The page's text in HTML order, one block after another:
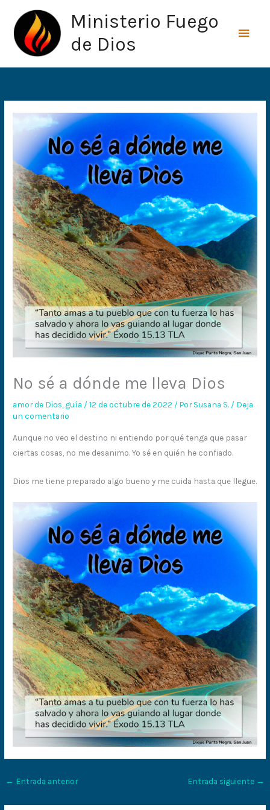
contenido
Ministerio Fuego
de Dios
No sé a dónde me lleva Dios
amor de Dios, guía /12 de octubre de 2022 / PorSusana S. / Deja
un comentario
Aunque no veo el destino ni entiendo por qué tenga que pasar
ciertas cosas, no me desanimo. Yo sé en quién he confiado.
Dios me tiene preparado algo bueno y me cuida hasta que llegue.
← Entrada anterior Entrada siguiente →